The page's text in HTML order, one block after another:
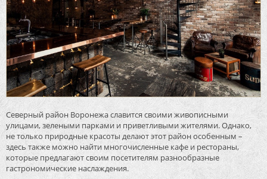
Северный район Воронежа славится своими живописными
улицами, зелеными парками и приветливыми жителями. Однако,
не только природные красоты делают этот район особенным –
здесь также можно найти многочисленные кафе и рестораны,
которые предлагают своим посетителям разнообразные
гастрономические наслаждения.